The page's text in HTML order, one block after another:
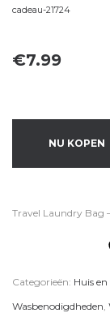
cadeau-21724
€7.99
NU KOPEN
Travel Laundry Bag
Categorieën: Huis
Wasbenodigdheden,